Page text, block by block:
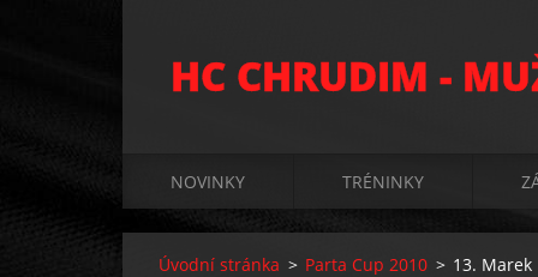
HC CHRUDIM -
NOVINKY TRÉNINKY
Úvodní stránka > Parta Cup 2010 > 13. Marek